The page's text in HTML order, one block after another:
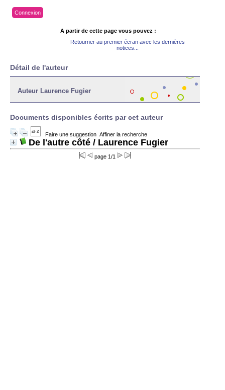
Connexion
A partir de cette page vous pouvez :
Retourner au premier écran avec les dernières
notices...
Détail de l'auteur
Auteur Laurence Fugier
Documents disponibles écrits par cet auteur
Faire une suggestion Affiner la recherche
De l'autre côté / Laurence Fugier
page 1/1